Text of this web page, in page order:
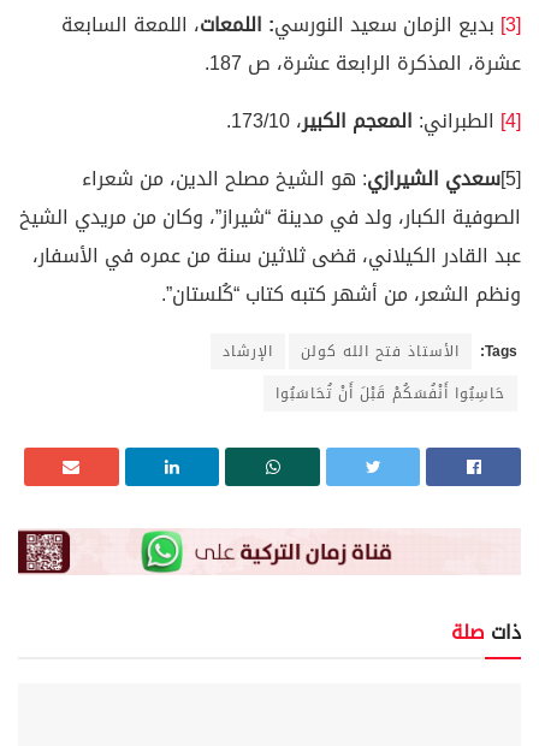
[3]
بديع الزمان سعيد النورسي: اللمعات، اللمعة السابعة
عشرة، المذكرة الرابعة عشرة، ص 187.
[4]
الطبراني: المعجم الكبير، 173/10.
[5] سعدي الشيرازي: هو الشيخ مصلح الدين، من شعراء
الصوفية الكبار، ولد في مدينة “شيراز”، وكان من مريدي الشيخ
عبد القادر الكيلاني، قضى ثلاثين سنة من عمره في الأسفار،
ونظم الشعر، من أشهر كتبه كتاب “كُلستان”.
Tags: الأستاذ فتح الله كولن
الإرشاد
حَاسِبُوا أَنْفُسَكُمْ قَبْلَ أَنْ تُحَاسَبُوا
ذات صلة